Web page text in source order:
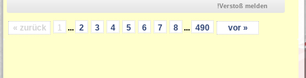
!Verstoß melden
« zurück 1 ... 2 3 4 5 6 7 8 ... 490 vor »